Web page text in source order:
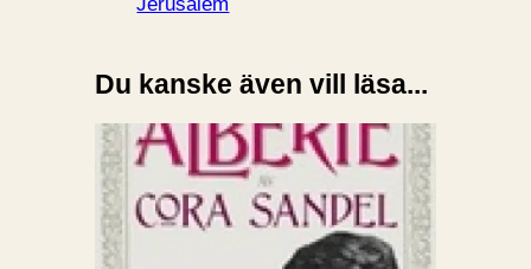
Du kanske även vill läsa...